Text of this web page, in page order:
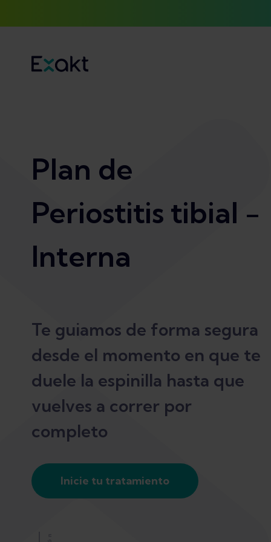
Plan de
Periostitis tibial -
Interna
Te guiamos de forma segura
desde el momento en que te
duele la espinilla hasta que
vuelves a correr por
completo
Inicie tu tratamiento